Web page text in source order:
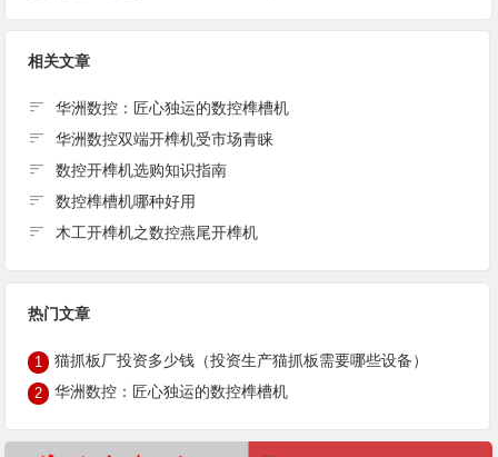
相关文章
华洲数控：匠心独运的数控榫槽机
华洲数控双端开榫机受市场青睐
数控开榫机选购知识指南
数控榫槽机哪种好用
木工开榫机之数控燕尾开榫机
热门文章
1 猫抓板厂投资多少钱（投资生产猫抓板需要哪些设备）
2 华洲数控：匠心独运的数控榫槽机